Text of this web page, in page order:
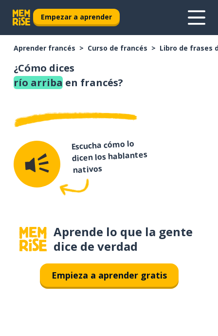
Empezar a aprender
Aprender francés Curso de francés Libro de frases
¿Cómo dices
río arriba en francés?
Escucha cómo lo
dicen los hablantes
nativos
Aprende lo que la gente
dice de verdad
Empieza a aprender gratis